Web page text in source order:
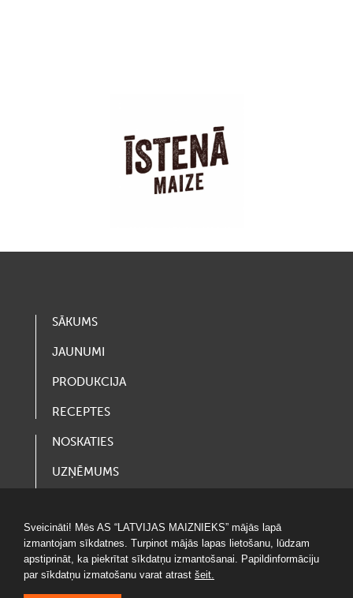
SĀKUMS
JAUNUMI
PRODUKCIJA
RECEPTES
NOSKATIES
UZŅĒMUMS
LOTERIJAS
Sveicināti! Mēs AS “LATVIJAS MAIZNIEKS” mājās lapā
izmantojam sīkdatnes. Turpinot mājās lapas lietošanu, lūdzam
apstiprināt, ka piekrītat sīkdatņu izmantošanai. Papildinformāciju
par sīkdatņu izmatošanu varat atrast šeit.